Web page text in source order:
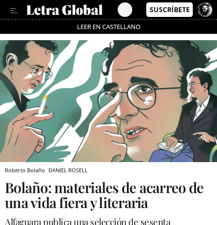
LEER EN CASTELLANO
Pásate al MODO AHORRO
Roberto Bolaño DANIEL ROSELL
Bolaño: materiales de acarreo de
una vida fiera y literaria
Alfaguara publica una selección de sesenta